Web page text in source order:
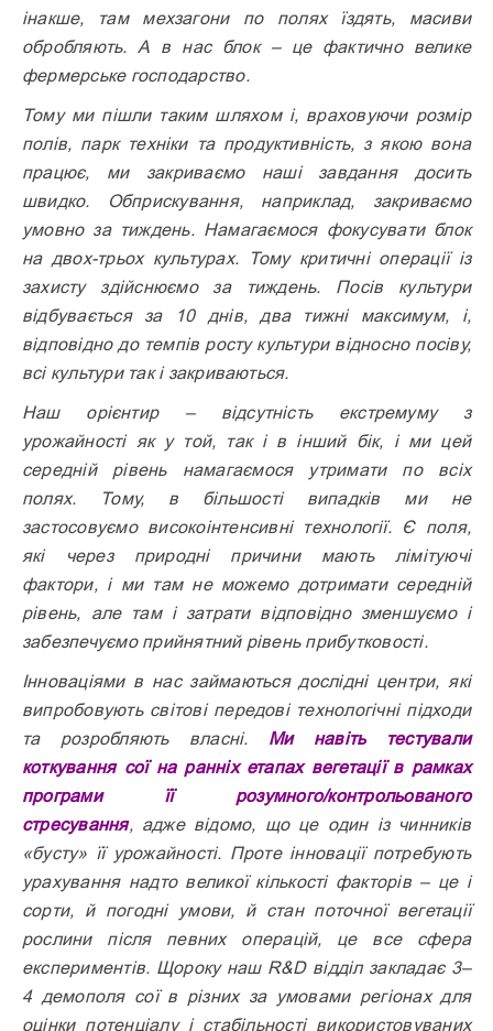
інакше, там мехзагони по полях їздять, масиви
обробляють. А в нас блок – це фактично велике
фермерське господарство.
Тому ми пішли таким шляхом і, враховуючи розмір
полів, парк техніки та продуктивність, з якою вона
працює, ми закриваємо наші завдання досить
швидко. Обприскування, наприклад, закриваємо
умовно за тиждень. Намагаємося фокусувати блок
на двох-трьох культурах. Тому критичні операції із
захисту здійснюємо за тиждень. Посів культури
відбувається за 10 днів, два тижні максимум, і,
відповідно до темпів росту культури відносно посіву,
всі культури так і закриваються.
Наш орієнтир – відсутність екстремуму з
урожайності як у той, так і в інший бік, і ми цей
середній рівень намагаємося утримати по всіх
полях. Тому, в більшості випадків ми не
застосовуємо високоінтенсивні технології. Є поля,
які через природні причини мають лімітуючі
фактори, і ми там не можемо дотримати середній
рівень, але там і затрати відповідно зменшуємо і
забезпечуємо прийнятний рівень прибутковості.
Інноваціями в нас займаються дослідні центри, які
випробо­вують світові передові технологічні підходи
та розробляють власні. Ми навіть тестували
коткування сої на ранніх етапах вегетації в рамках
прог­рами її розумного/контрольованого
стресування, адже відомо, що це один із чинників
«бусту» її урожайності. Проте інновації потребують
урахування надто великої кількості факторів – це і
сорти, й погодні умови, й стан поточної вегетації
рослини після певних операцій, це все сфера
експериментів. Щороку наш R&D відділ закладає 3–
4 демополя сої в різних за умовами регіонах для
оцінки потенціалу і стабільності використовуваних